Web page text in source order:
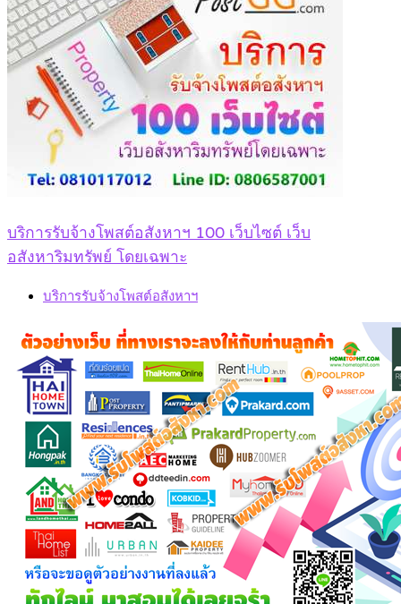
บริการรับจ้างโพสต์อสังหาฯ 100 เว็บไซต์ เว็บ
อสังหาริมทรัพย์ โดยเฉพาะ
บริการรับจ้างโพสต์อสังหาฯ